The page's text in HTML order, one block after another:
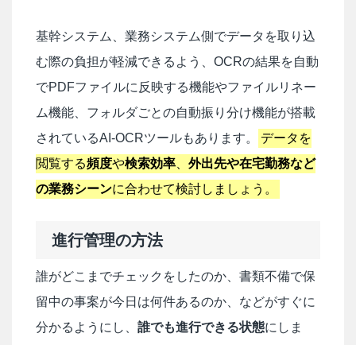
基幹システム、業務システム側でデータを取り込
む際の負担が軽減できるよう、OCRの結果を自動
でPDFファイルに反映する機能やファイルリネー
ム機能、フォルダごとの自動振り分け機能が搭載
されているAI-OCRツールもあります。
データを
閲覧する頻度や検索効率
外出先や在宅勤務など
の業務シーンに合わせて検討しましょう。
進行管理の方法
誰がどこまでチェックをしたのか、書類不備で保
留中の事案が今日は何件あるのか、などがすぐに
分かるようにし、 誰でも進行できる状態にしま